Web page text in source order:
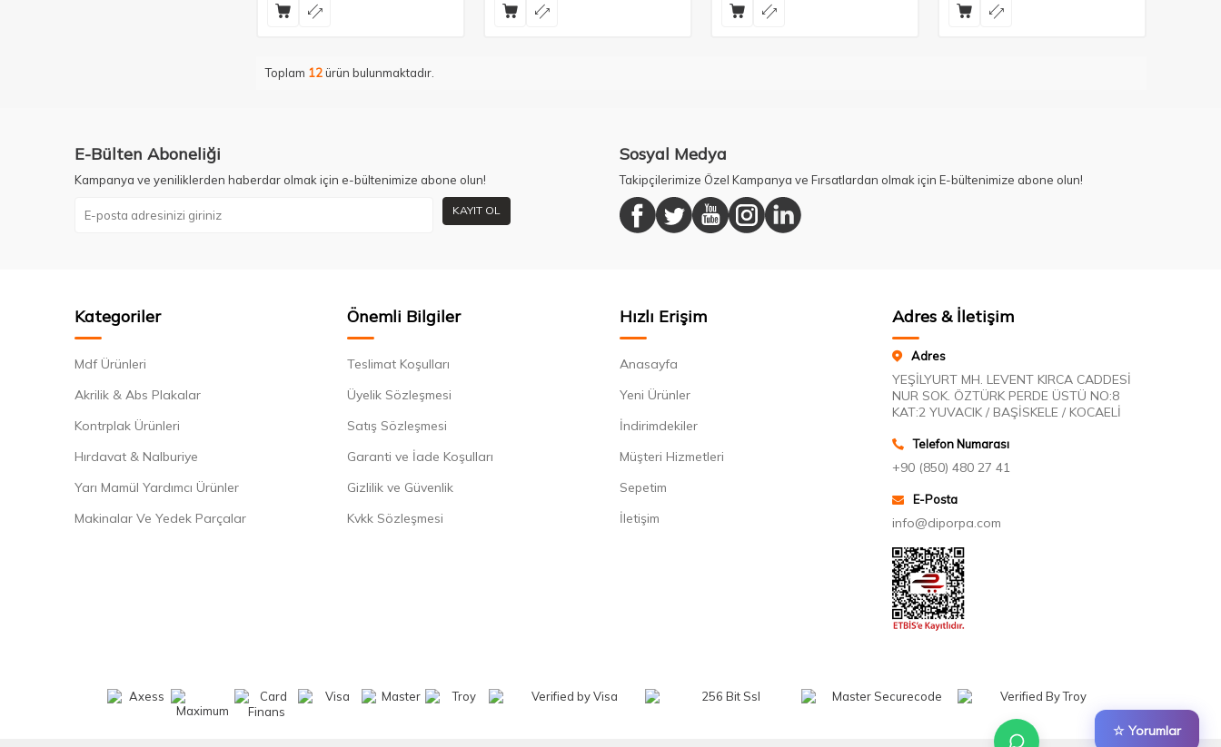
☆ Yorumlar
Toplam 12ürün bulunmaktadır.
E-Bülten Aboneliği
Kampanya ve yeniliklerden haberdar olmak için e-bültenimize abone olun!
KAYIT OL
Sosyal Medya
Takipçilerimize Özel Kampanya ve Fırsatlardan olmak için E-bültenimize abone olun!
Kategoriler
Mdf Ürünleri
Akrilik & Abs Plakalar
Kontrplak Ürünleri
Hırdavat & Nalburiye
Yarı Mamül Yardımcı Ürünler
Makinalar Ve Yedek Parçalar
Önemli Bilgiler
Teslimat Koşulları
Üyelik Sözleşmesi
Satış Sözleşmesi
Garanti ve İade Koşulları
Gizlilik ve Güvenlik
Kvkk Sözleşmesi
Hızlı Erişim
Anasayfa
Yeni Ürünler
İndirimdekiler
Müşteri Hizmetleri
Sepetim
İletişim
Adres & İletişim
Adres
YEŞİLYURT MH. LEVENT KIRCA CADDESİ
NUR SOK. ÖZTÜRK PERDE ÜSTÜ NO:8
KAT:2 YUVACIK / BAŞİSKELE / KOCAELİ
Telefon Numarası
+90 (850) 480 27 41
E-Posta
info@diporpa.com